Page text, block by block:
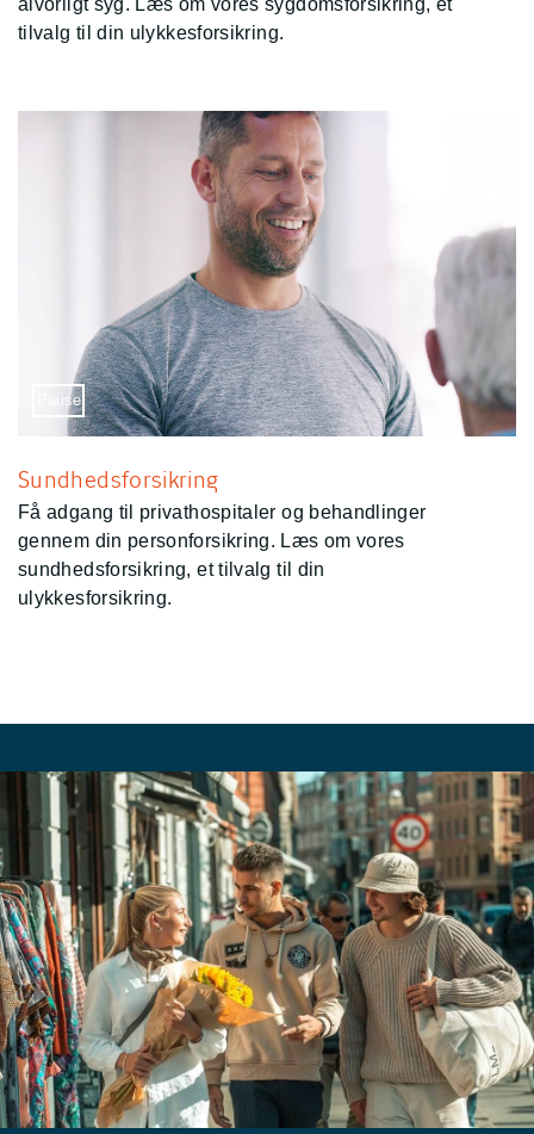
tilvalg til din ulykkesforsikring.
PauseSæt video på pause
Sundhedsforsikring
Få adgang til privathospitaler og behandlinger
gennem din personforsikring. Læs om vores
sundhedsforsikring, et tilvalg til din
ulykkesforsikring.